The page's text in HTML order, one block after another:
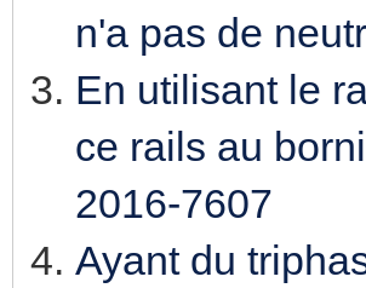
n'a pas de
En utilisant le
ce rails au
2016-7607
Ayant du